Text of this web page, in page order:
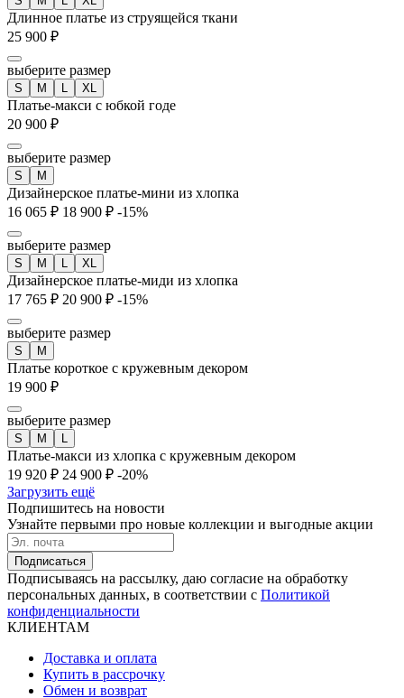
Длинное платье из струящейся ткани
25 900 ₽
выберите размер
S M L XL
Платье-макси с юбкой годе
20 900 ₽
выберите размер
S M
Дизайнерское платье-мини из хлопка
16 065 ₽ 18 900 ₽ -15%
выберите размер
S M L XL
Дизайнерское платье-миди из хлопка
17 765 ₽ 20 900 ₽ -15%
выберите размер
S M
Платье короткое с кружевным декором
19 900 ₽
выберите размер
S M L
Платье-макси из хлопка с кружевным декором
19 920 ₽ 24 900 ₽ -20%
Загрузить ещё
Подпишитесь на новости
Узнайте первыми про новые коллекции и выгодные акции
Подписаться
Подписываясь на рассылку, даю согласие на обработку
персональных данных, в соответствии с Политикой
конфиденциальности
КЛИЕНТАМ
Доставка и оплата
Купить в рассрочку
Обмен и возврат